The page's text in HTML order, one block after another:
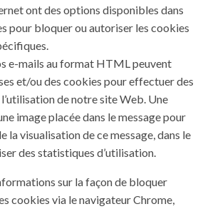
ont des options disponibles dans
pour bloquer ou autoriser les cookies
e-mails au format HTML peuvent
et/ou des cookies pour effectuer des
de notre site Web. Une
image placée dans le message pour
la visualisation de ce message, dans le
des statistiques d’utilisation.
sur la façon de bloquer
cookies via le navigateur Chrome,